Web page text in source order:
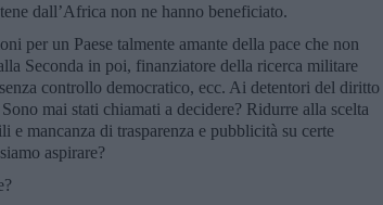
dall’Africa non ne hanno beneficiato.
per un Paese talmente amante della pace che non
Seconda in poi, finanziatore della ricerca militare
controllo democratico, ecc. Ai detentori del diritto
mai stati chiamati a decidere? Ridurre alla scelta
mancanza di trasparenza e pubblicità su certe
aspirare?